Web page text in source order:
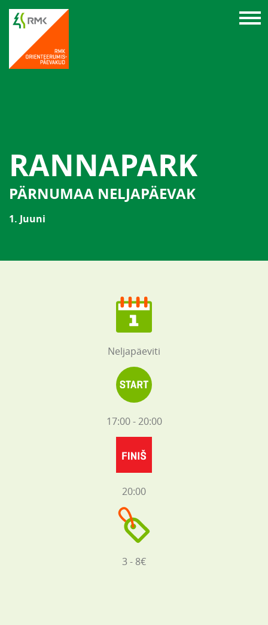
RANNAPARK
PÄRNUMAA NELJAPÄEVAK
1. Juuni
Neljapäeviti
17:00 - 20:00
20:00
3 - 8€